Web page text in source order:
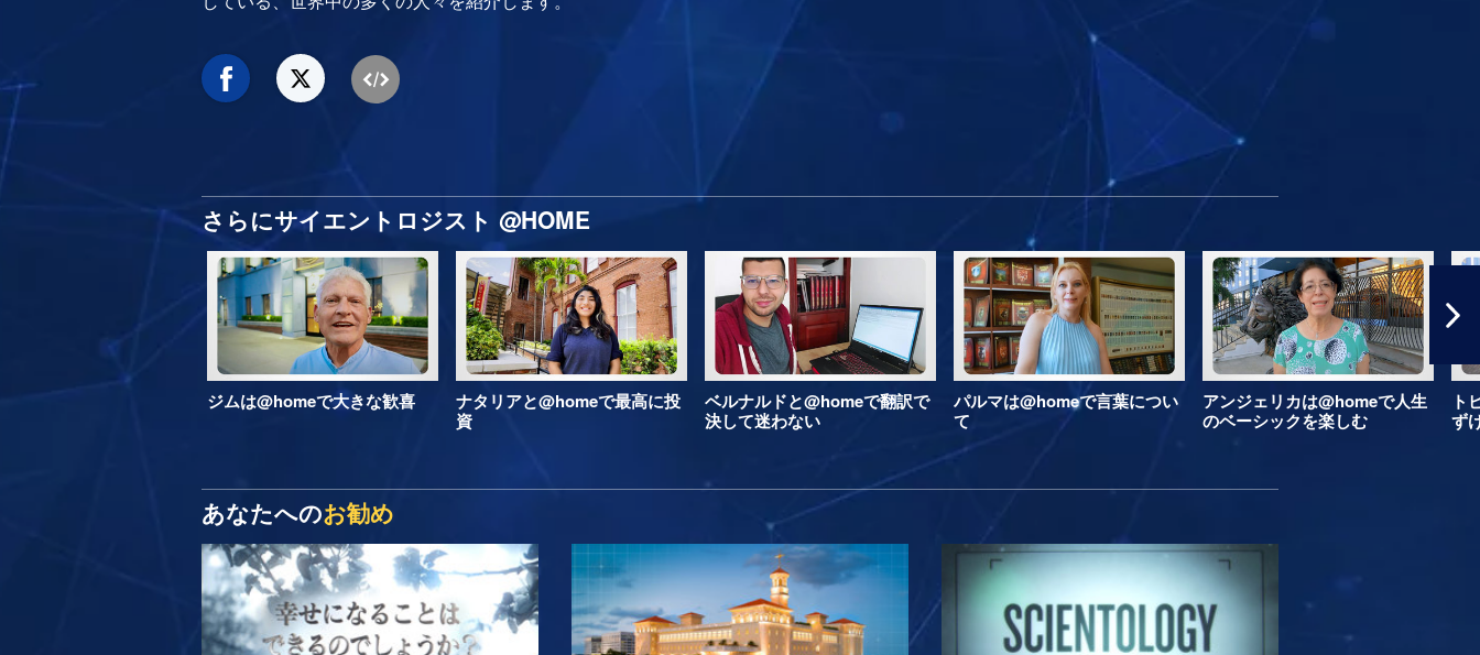
さらにサイエントロジスト @HOME
ジムは@homeで大きな歓喜
ナタリアと@homeで最高に投
資
ベルナルドと@homeで翻訳で
決して迷わない
パルマは@homeで言葉につい
て
アンジェリカは@homeで人生
のベーシックを楽しむ
ト
ず
あなたへのお勧め